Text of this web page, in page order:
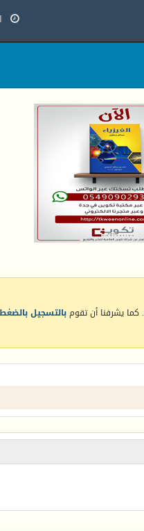
. كما يشرفنا أن تقومبالتسجيل